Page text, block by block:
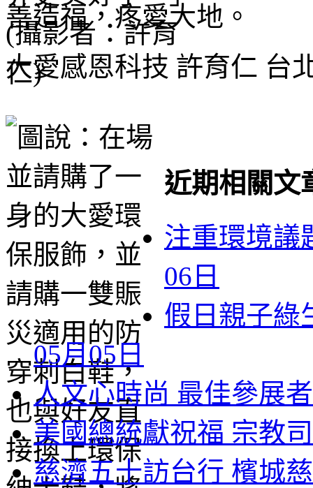
善造福，疼愛大地。
大愛感恩科技 許育仁 台
近期相關文
注重環境議
06日
假日親子綠
05月05日
人文心時尚 最佳參展
美國總統獻祝福 宗教
慈濟五十訪台行 檳城